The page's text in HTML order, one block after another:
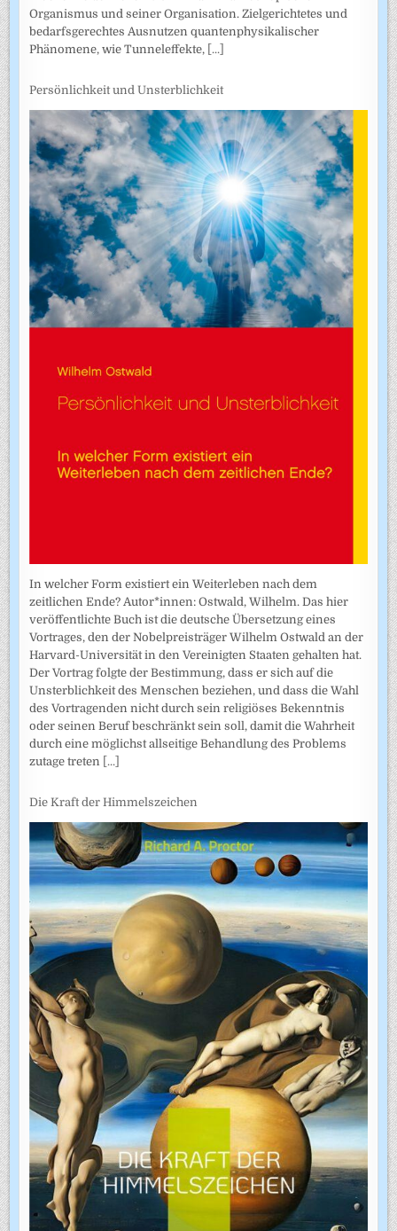
Organismus und seiner Organisation. Zielgerichtetes und
bedarfsgerechtes Ausnutzen quantenphysikalischer
Phänomene, wie Tunneleffekte, [...]
Persönlichkeit und Unsterblichkeit
In welcher Form existiert ein Weiterleben nach dem
zeitlichen Ende? Autor*innen: Ostwald, Wilhelm. Das hier
veröffentlichte Buch ist die deutsche Übersetzung eines
Vortrages, den der Nobelpreisträger Wilhelm Ostwald an der
Harvard-Universität in den Vereinigten Staaten gehalten hat.
Der Vortrag folgte der Bestimmung, dass er sich auf die
Unsterblichkeit des Menschen beziehen, und dass die Wahl
des Vortragenden nicht durch sein religiöses Bekenntnis
oder seinen Beruf beschränkt sein soll, damit die Wahrheit
durch eine möglichst allseitige Behandlung des Problems
zutage treten [...]
Die Kraft der Himmelszeichen